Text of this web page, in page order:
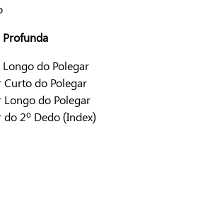
Profunda
do Polegar
Curto do Polegar
Longo do Polegar
do 2º Dedo (Index)